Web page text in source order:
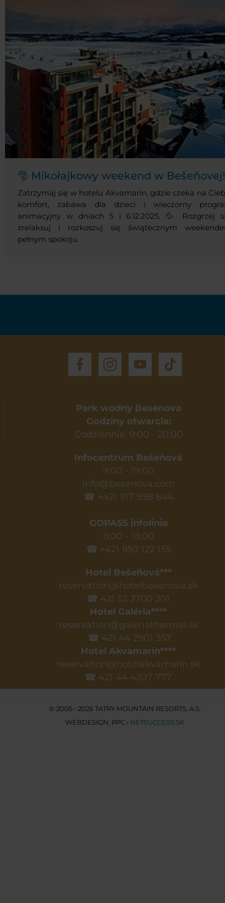
🎅 Mikołajkowy weekend w Bešeňovej!
Zatrzymaj się w hotelu Akvamarín, gdzie czeka na
komfort, zabawa dla dzieci i wieczorny
animacyjny w dniach 5 i 6.12.2025. 💦 Rozgrzej
zrelaksuj i rozkoszuj się świątecznym
pełnym spokoju.
Park wodny Besenova
Godziny otwarcia:
Codziennie: 9:00 - 20:00
Infocentrum Bešeňová
9:00 - 19:00
info@besenova.com
☎ +421 917 998 844
GOPASS infolinia
8:00 - 18:00
☎ +421 850 122 155
Hotel Bešeňová***
reservation@hotelbesenova.sk
☎ 421 52 3700 201
Hotel Galéria****
reservation@galeriathermal.sk
☎ 421 44 2901 357
Hotel Akvamarín****
reservation@hotelakvamarin.sk
☎ 421 44 4307 777
© 2005 - 2026 TATRY MOUNTAIN RESORTS, A.S.
WEBDESIGN PPC › NETSUCCESS.SK